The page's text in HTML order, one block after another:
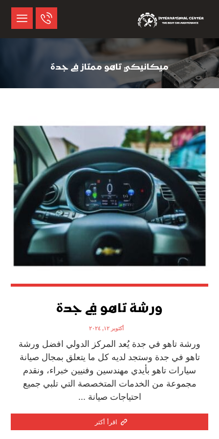
ميكانيكي تاهو ممتاز في جدة
ورشة تاهو في جدة
أكتوبر ١٢, ٢٠٢٤
ورشة تاهو في جدة يُعد المركز الدولي افضل ورشة
تاهو في جدة وستجد لديه كل ما يتعلق بمجال صيانة
سيارات تاهو بأيدي مهندسين وفنيين خبراء، ونقدم
مجموعة من الخدمات المتخصصة التي تلبي جميع
احتياجات صيانة ...
اقرأ أكثر